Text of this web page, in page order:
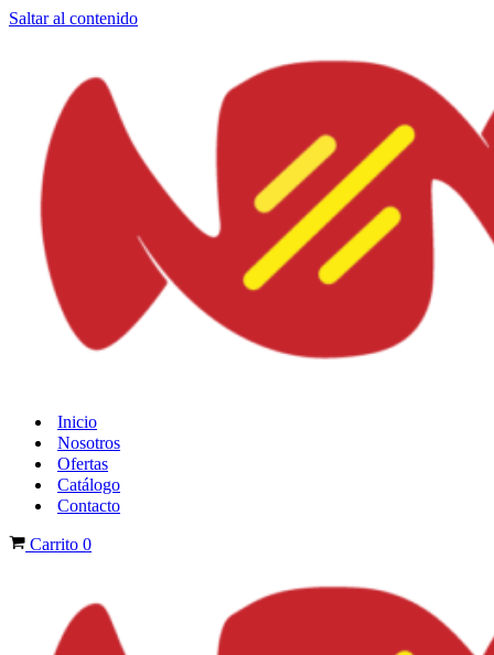
Saltar al contenido
Inicio
Nosotros
Ofertas
Catálogo
Contacto
Carrito 0